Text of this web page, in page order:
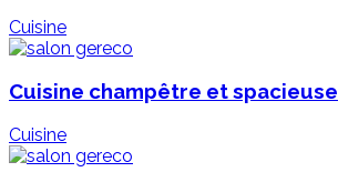
Cuisine
Cuisine champêtre et spacieuse
Cuisine